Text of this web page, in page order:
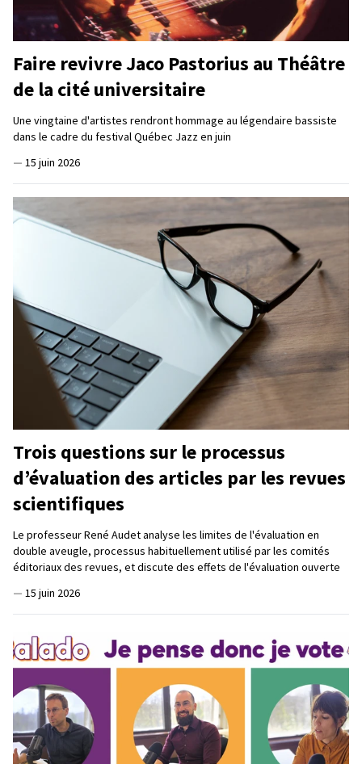
Faire revivre Jaco Pastorius au Théâtre
de la cité universitaire
Une vingtaine d'artistes rendront hommage au légendaire bassiste
dans le cadre du festival Québec Jazz en juin
— 15 juin 2026
Trois questions sur le processus
d’évaluation des articles par les revues
scientifiques
Le professeur René Audet analyse les limites de l'évaluation en
double aveugle, processus habituellement utilisé par les comités
éditoriaux des revues, et discute des effets de l'évaluation ouverte
— 15 juin 2026